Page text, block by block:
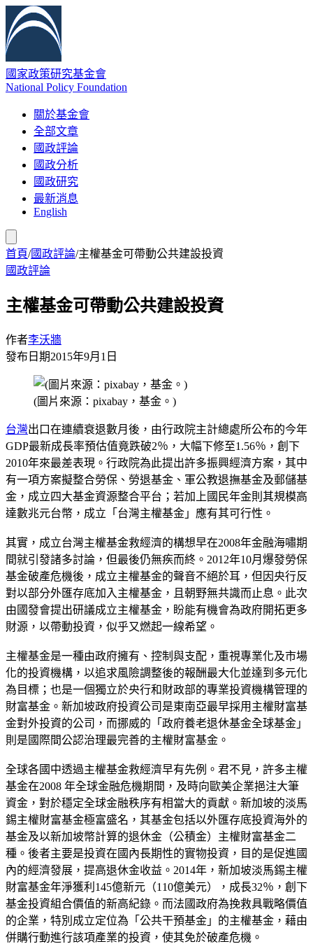
國家政策研究基金會
National Policy Foundation
關於基金會
全部文章
國政評論
國政分析
國政研究
最新消息
English
首頁/國政評論/主權基金可帶動公共建設投資
國政評論
主權基金可帶動公共建設投資
作者李沃牆
發布日期2015年9月1日
(圖片來源：pixabay，基金。)
台灣出口在連續衰退數月後，由行政院主計總處所公布的今年
GDP最新成長率預估值竟跌破2％，大幅下修至1.56％，創下
2010年來最差表現。行政院為此提出許多振興經濟方案，其中
有一項方案擬整合勞保、勞退基金、軍公教退撫基金及郵儲基
金，成立四大基金資源整合平台；若加上國民年金則其規模高
達數兆元台幣，成立「台灣主權基金」應有其可行性。
其實，成立台灣主權基金救經濟的構想早在2008年金融海嘯期
間就引發諸多討論，但最後仍無疾而終。2012年10月爆發勞保
基金破產危機後，成立主權基金的聲音不絕於耳，但因央行反
對以部分外匯存底加入主權基金，且朝野無共識而止息。此次
由國發會提出研議成立主權基金，盼能有機會為政府開拓更多
財源，以帶動投資，似乎又燃起一線希望。
主權基金是一種由政府擁有、控制與支配，重視專業化及市場
化的投資機構，以追求風險調整後的報酬最大化並達到多元化
為目標；也是一個獨立於央行和財政部的專業投資機構管理的
財富基金。新加坡政府投資公司是東南亞最早採用主權財富基
金對外投資的公司，而挪威的「政府養老退休基金全球基金」
則是國際間公認治理最完善的主權財富基金。
全球各國中透過主權基金救經濟早有先例。君不見，許多主權
基金在2008 年全球金融危機期間，及時向歐美企業挹注大筆
資金，對於穩定全球金融秩序有相當大的貢獻。新加坡的淡馬
錫主權財富基金極富盛名，其基金包括以外匯存底投資海外的
基金及以新加坡幣計算的退休金（公積金）主權財富基金二
種。後者主要是投資在國內長期性的實物投資，目的是促進國
內的經濟發展，提高退休金收益。2014年，新加坡淡馬錫主權
財富基金年淨獲利145億新元（110億美元），成長32％，創下
基金投資組合價值的新高紀錄。而法國政府為挽救具戰略價值
的企業，特別成立定位為「公共干預基金」的主權基金，藉由
併購行動進行該項產業的投資，使其免於破產危機。